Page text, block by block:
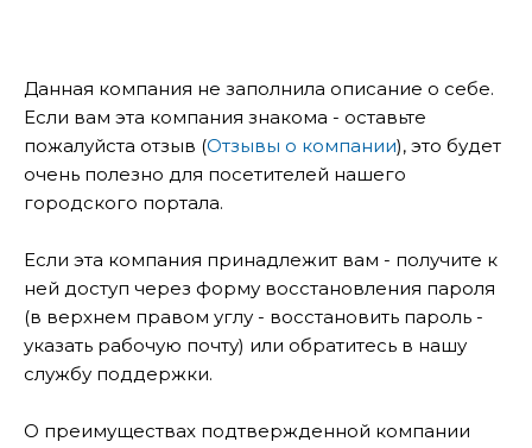
Данная компания не заполнила описание о себе.
Если вам эта компания знакома - оставьте
пожалуйста отзыв (Отзывы о компании), это будет
очень полезно для посетителей нашего
городского портала.
Если эта компания принадлежит вам - получите к
ней доступ через форму восстановления пароля
(в верхнем правом углу - восстановить пароль -
указать рабочую почту) или обратитесь в нашу
службу поддержки.
О преимуществах подтвержденной компании